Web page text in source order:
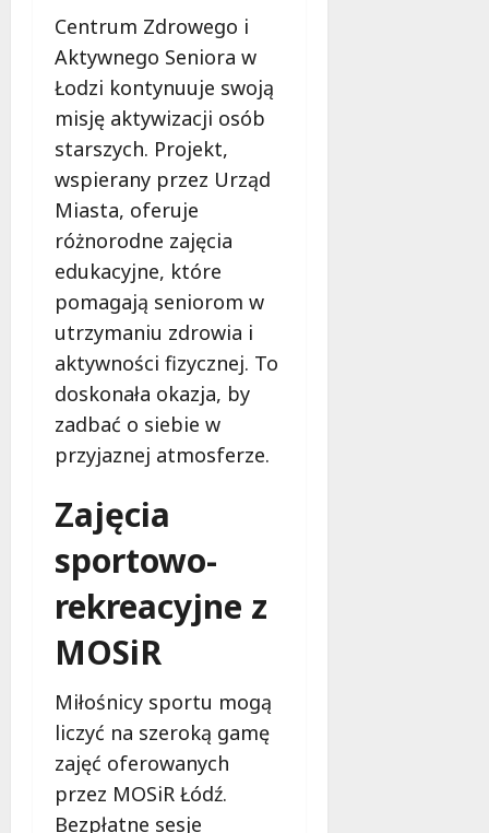
Centrum Zdrowego i
Aktywnego Seniora w
Łodzi kontynuuje swoją
misję aktywizacji osób
starszych. Projekt,
wspierany przez Urząd
Miasta, oferuje
różnorodne zajęcia
edukacyjne, które
pomagają seniorom w
utrzymaniu zdrowia i
aktywności fizycznej. To
doskonała okazja, by
zadbać o siebie w
przyjaznej atmosferze.
Zajęcia
sportowo-
rekreacyjne z
MOSiR
Miłośnicy sportu mogą
liczyć na szeroką gamę
zajęć oferowanych
przez MOSiR Łódź.
Bezpłatne sesje